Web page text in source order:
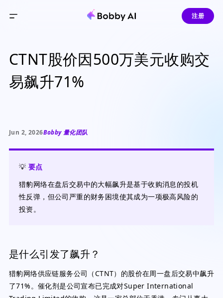
注册
CTNT股价因500万美元收购交
易飙升71%
Jun 2, 2026Bobby 量化团队
💡 要点
猎豹网络在盘后交易中的大幅飙升是基于收购消息的投机
性反弹，但公司严重的财务困境使其成为一项极高风险的
投资。
是什么引发了飙升？
猎豹网络供应链服务公司（CTNT）的股价在周一盘后交易中飙升
了71%。催化剂是公司宣布已完成对Super International